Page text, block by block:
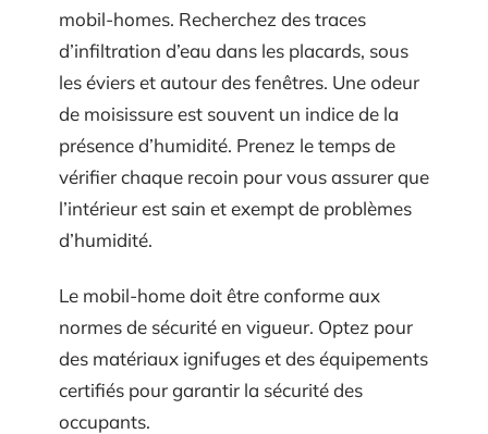
mobil-homes. Recherchez des traces
d’infiltration d’eau dans les placards, sous
les éviers et autour des fenêtres. Une odeur
de moisissure est souvent un indice de la
présence d’humidité. Prenez le temps de
vérifier chaque recoin pour vous assurer que
l’intérieur est sain et exempt de problèmes
d’humidité.
Le mobil-home doit être conforme aux
normes de sécurité en vigueur. Optez pour
des matériaux ignifuges et des équipements
certifiés pour garantir la sécurité des
occupants.